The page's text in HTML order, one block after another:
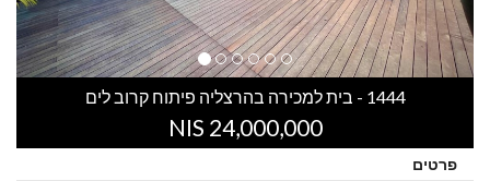
1444 - בית למכירה בהרצליה פיתוח קרוב לים
24,000,000 NIS
פרטים